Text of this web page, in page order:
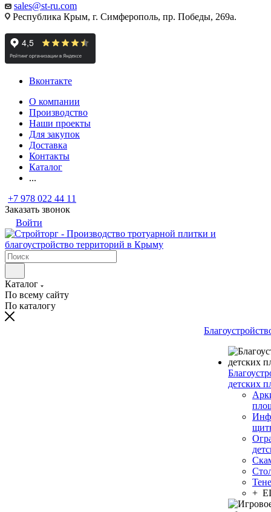
sales@st-ru.com
Республика Крым, г. Симферополь, пр. Победы, 269а.
Вконтакте
О компании
Производство
Наши проекты
Для закупок
Доставка
Контакты
Каталог
...
+7 978 022 44 11
Заказать звонок
Войти
Каталог
По всему сайту
По каталогу
детских
+